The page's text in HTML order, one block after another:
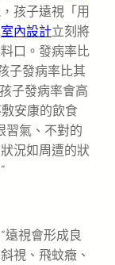
孩子遠視「用
室內設計立刻將
口。發病率比
子發病率比其
子發病率會高
安康的飲食
習氣、不對的
況如周遭的狀
視會形成良
視、飛蚊癥、